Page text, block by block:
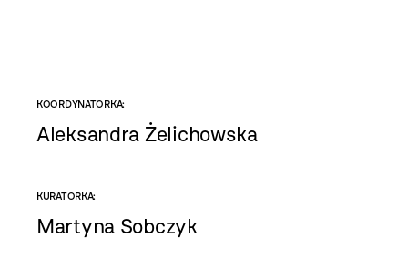
KOORDYNATORKA:
Aleksandra Żelichowska
KURATORKA:
Martyna Sobczyk